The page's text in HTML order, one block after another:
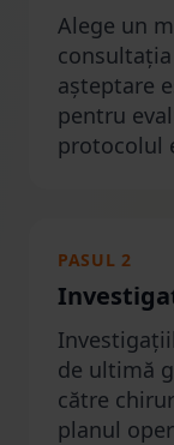
Alege un
așteptare
pentru
protocolul
PASUL 2
de ultimă
către
planul